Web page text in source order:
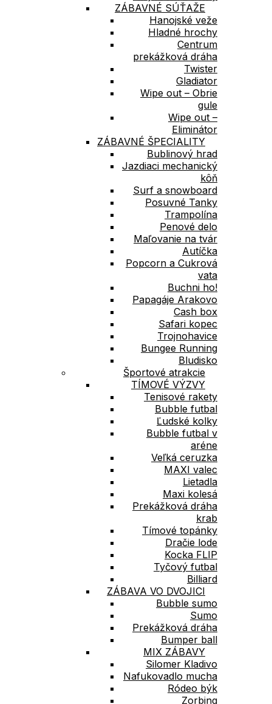
ZÁBAVNÉ SÚŤAŽE
Hanojské veže
Hladné hrochy
Centrum
prekážková dráha
Twister
Gladiator
Wipe out – Obrie
gule
Wipe out –
Eliminátor
ZÁBAVNÉ ŠPECIALITY
Bublinový hrad
Jazdiaci mechanický
kôň
Surf a snowboard
Posuvné Tanky
Trampolína
Penové delo
Maľovanie na tvár
Autíčka
Popcorn a Cukrová
vata
Buchni ho!
Papagáje Arakovo
Cash box
Safari kopec
Trojnohavice
Bungee Running
Bludisko
Športové atrakcie
TÍMOVÉ VÝZVY
Tenisové rakety
Bubble futbal
Ľudské kolky
Bubble futbal v
aréne
Veľká ceruzka
MAXI valec
Lietadla
Maxi kolesá
Prekážková dráha
krab
Tímové topánky
Dračie lode
Kocka FLIP
Tyčový futbal
Billiard
ZÁBAVA VO DVOJICI
Bubble sumo
Sumo
Prekážková dráha
Bumper ball
MIX ZÁBAVY
Silomer Kladivo
Nafukovadlo mucha
Ródeo býk
Zorbing